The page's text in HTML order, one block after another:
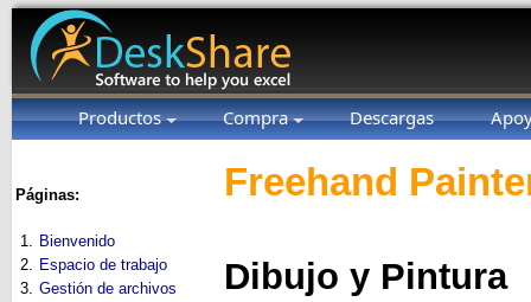
Productos Compra Descargas
Páginas:
1. Bienvenido
2. Espacio de trabajo
3. Gestión de archivos
Freehand
Dibujo y Pintura